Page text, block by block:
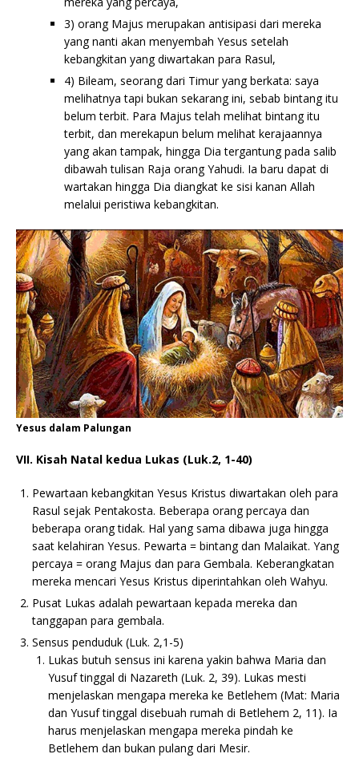
3) orang Majus merupakan antisipasi dari mereka
yang nanti akan menyembah Yesus setelah
kebangkitan yang diwartakan para Rasul,
4) Bileam, seorang dari Timur yang berkata: saya
melihatnya tapi bukan sekarang ini, sebab bintang itu
belum terbit. Para Majus telah melihat bintang itu
terbit, dan merekapun belum melihat kerajaannya
yang akan tampak, hingga Dia tergantung pada salib
dibawah tulisan Raja orang Yahudi. Ia baru dapat di
wartakan hingga Dia diangkat ke sisi kanan Allah
melalui peristiwa kebangkitan.
Yesus dalam Palungan
VII. Kisah Natal kedua Lukas (Luk.2, 1-40)
Pewartaan kebangkitan Yesus Kristus diwartakan oleh para
Rasul sejak Pentakosta. Beberapa orang percaya dan
beberapa orang tidak. Hal yang sama dibawa juga hingga
saat kelahiran Yesus. Pewarta = bintang dan Malaikat. Yang
percaya = orang Majus dan para Gembala. Keberangkatan
mereka mencari Yesus Kristus diperintahkan oleh Wahyu.
Pusat Lukas adalah pewartaan kepada mereka dan
tanggapan para gembala.
Sensus penduduk (Luk. 2,1-5)
Lukas butuh sensus ini karena yakin bahwa Maria dan
Yusuf tinggal di Nazareth (Luk. 2, 39). Lukas mesti
menjelaskan mengapa mereka ke Betlehem (Mat: Maria
dan Yusuf tinggal disebuah rumah di Betlehem 2, 11). Ia
harus menjelaskan mengapa mereka pindah ke
Betlehem dan bukan pulang dari Mesir.